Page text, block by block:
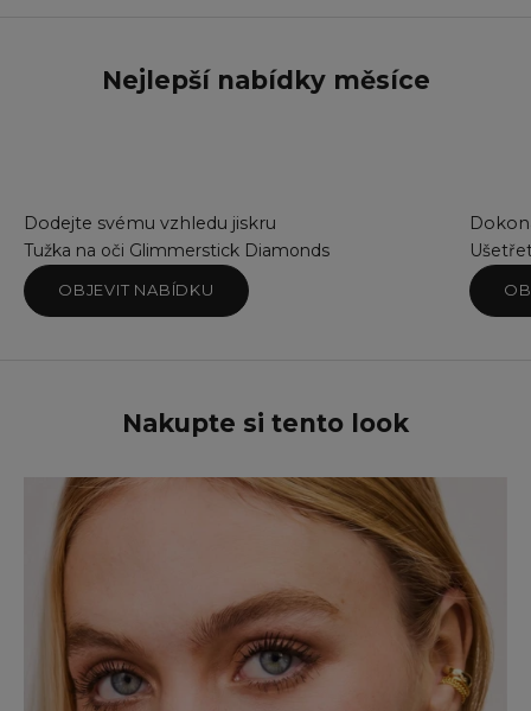
Nejlepší nabídky měsíce
Dodejte svému vzhledu jiskru
Tužka na oči Glimmerstick Diamonds
OBJEVIT NABÍDKU
Nakupte si tento look